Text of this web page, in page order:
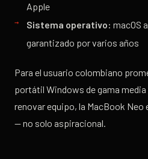
Apple
Sistema operativo: macOS
garantizado por varios años
Para el usuario colombiano
portátil Windows de gama
renovar equipo, la MacBook
— no solo aspiracional.